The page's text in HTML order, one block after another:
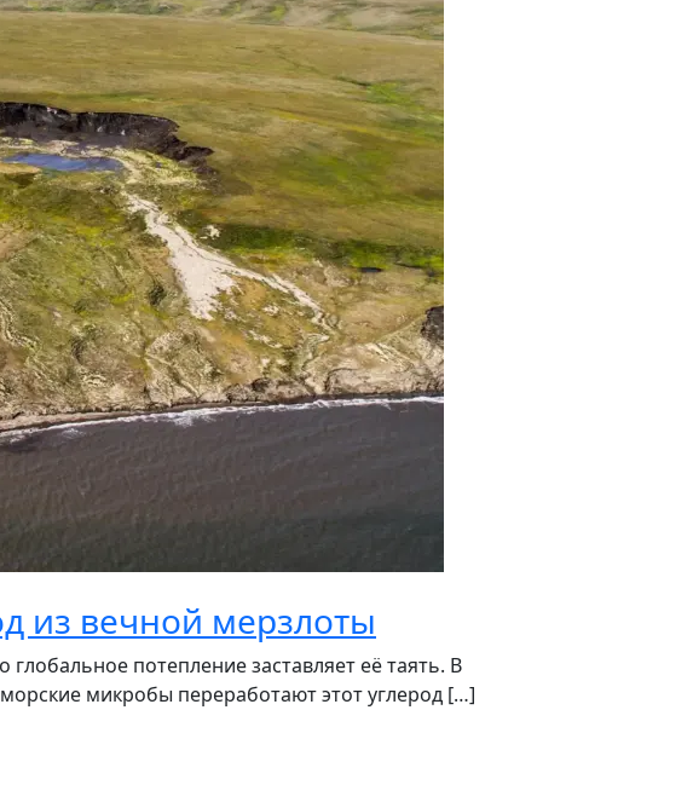
из вечной мерзлоты
потепление заставляет её таять. В
микробы переработают этот углерод […]